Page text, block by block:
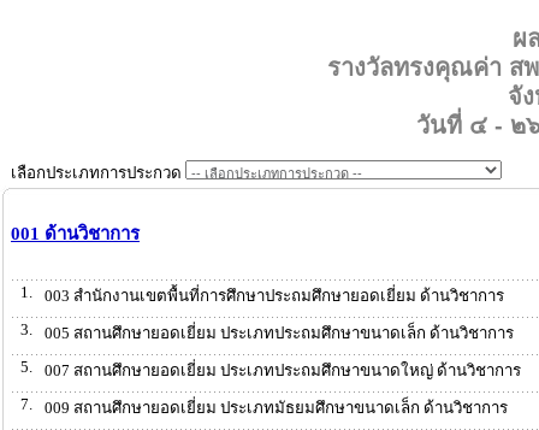
ผ
รางวัลทรงคุณค่า ส
จั
วันที่ ๔ - ๒
เลือกประเภทการประกวด
001 ด้านวิชาการ
1.
003 สำนักงานเขตพื้นที่การศึกษาประถมศึกษายอดเยี่ยม ด้านวิชาการ
3.
005 สถานศึกษายอดเยี่ยม ประเภทประถมศึกษาขนาดเล็ก ด้านวิชาการ
5.
007 สถานศึกษายอดเยี่ยม ประเภทประถมศึกษาขนาดใหญ่ ด้านวิชาการ
7.
009 สถานศึกษายอดเยี่ยม ประเภทมัธยมศึกษาขนาดเล็ก ด้านวิชาการ